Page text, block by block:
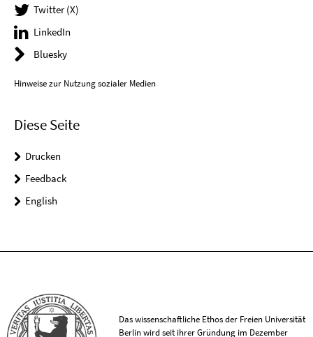
Twitter (X)
LinkedIn
Bluesky
Hinweise zur Nutzung sozialer Medien
Diese Seite
Drucken
Feedback
English
Das wissenschaftliche Ethos der Freien Universität
Berlin wird seit ihrer Gründung im Dezember